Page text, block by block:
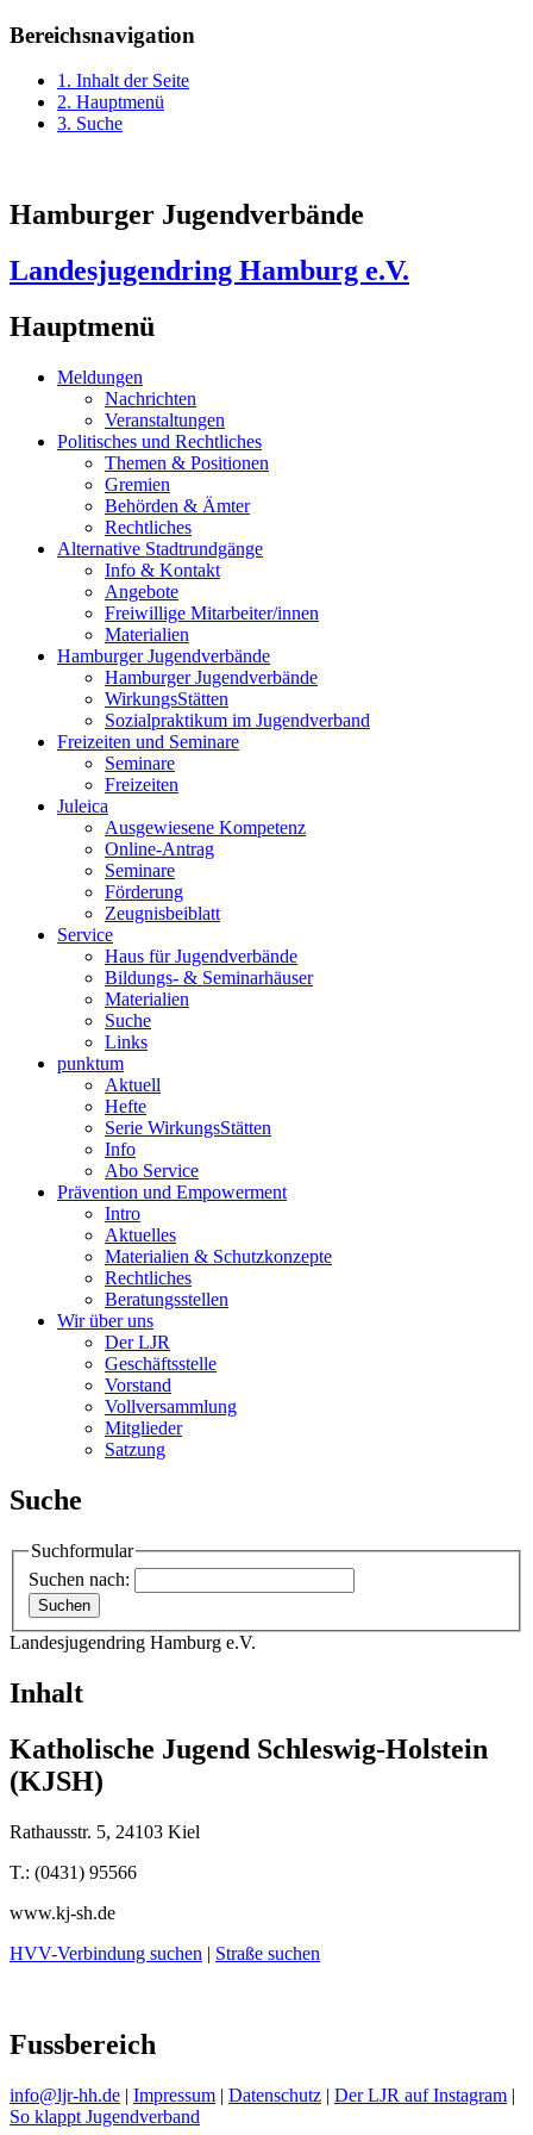
Bereichsnavigation
1. Inhalt der Seite
2. Hauptmenü
3. Suche
Hamburger Jugendverbände
Landesjugendring Hamburg e.V.
Hauptmenü
Meldungen
Nachrichten
Veranstaltungen
Politisches und Rechtliches
Themen & Positionen
Gremien
Behörden & Ämter
Rechtliches
Alternative Stadtrundgänge
Info & Kontakt
Angebote
Freiwillige Mitarbeiter/innen
Materialien
Hamburger Jugendverbände
Hamburger Jugendverbände
WirkungsStätten
Sozialpraktikum im Jugendverband
Freizeiten und Seminare
Seminare
Freizeiten
Juleica
Ausgewiesene Kompetenz
Online-Antrag
Seminare
Förderung
Zeugnisbeiblatt
Service
Haus für Jugendverbände
Bildungs- & Seminarhäuser
Materialien
Suche
Links
punktum
Aktuell
Hefte
Serie WirkungsStätten
Info
Abo Service
Prävention und Empowerment
Intro
Aktuelles
Materialien & Schutzkonzepte
Rechtliches
Beratungsstellen
Wir über uns
Der LJR
Geschäftsstelle
Vorstand
Vollversammlung
Mitglieder
Satzung
Suche
Suchformular
Suchen nach:
Landesjugendring Hamburg e.V.
Inhalt
Katholische Jugend Schleswig-Holstein
(KJSH)
Rathausstr. 5, 24103 Kiel
T.: (0431) 95566
www.kj-sh.de
HVV-Verbindung suchen | Straße suchen
Fussbereich
info@ljr-hh.de | Impressum | Datenschutz | Der LJR auf Instagram |
So klappt Jugendverband